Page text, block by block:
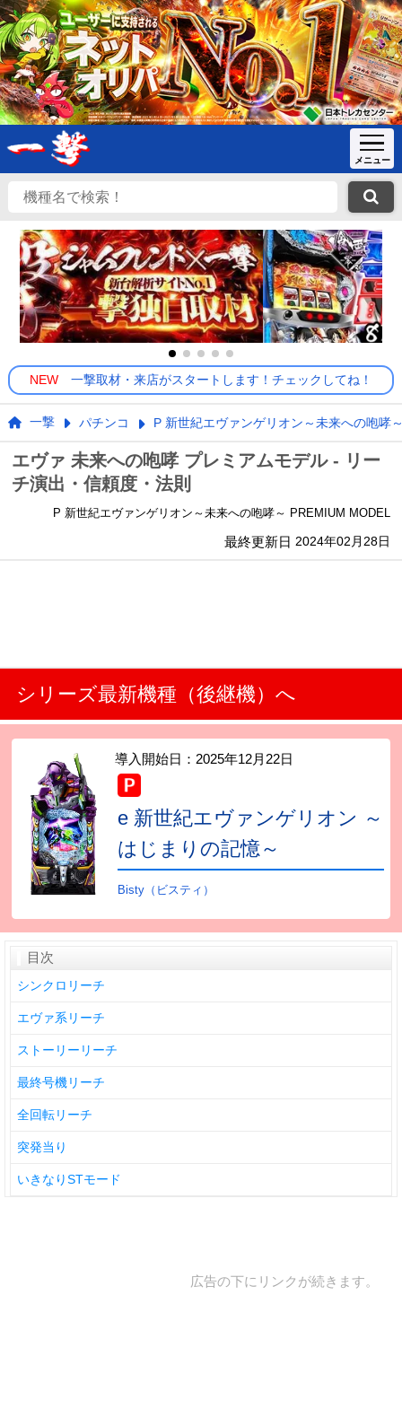
NEW 一撃取材・来店がスタートします！チェックしてね！
一撃 パチンコ P 新世紀エヴァンゲリオン～未来への咆哮
エヴァ 未来への咆哮 プレミアムモデル - リー
チ演出・信頼度・法則
P 新世紀エヴァンゲリオン～未来への咆哮～ PREMIUM MODEL
最終更新日 2024年02月28日
シリーズ最新機種（後継機）へ
導入開始日： 2025年12月22日
e 新世紀エヴァンゲリオン ～
はじまりの記憶～
Bisty（ビスティ）
目次
シンクロリーチ
エヴァ系リーチ
ストーリーリーチ
最終号機リーチ
全回転リーチ
突発当り
いきなりSTモード
広告の下にリンクが続きます。